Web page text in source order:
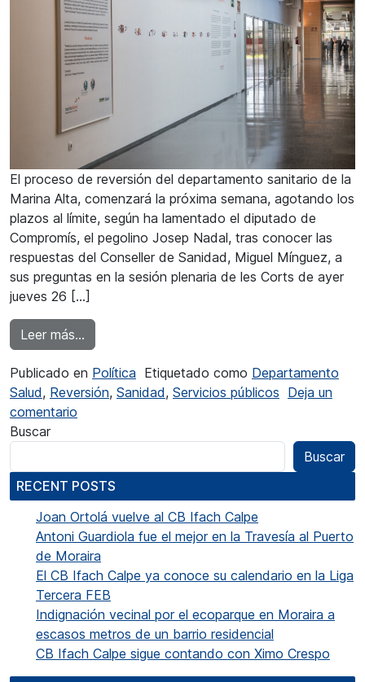
El proceso de reversión del departamento sanitario de la
Marina Alta, comenzará la próxima semana, agotando los
plazos al límite, según ha lamentado el diputado de
Compromís, el pegolino Josep Nadal, tras conocer las
respuestas del Conseller de Sanidad, Miguel Mínguez, a
sus preguntas en la sesión plenaria de les Corts de ayer
jueves 26 […]
Leer más…
Publicado en Política Etiquetado como Departamento
Salud, Reversión, Sanidad, Servicios públicos Deja un
comentario
Buscar
Buscar
RECENT POSTS
Joan Ortolá vuelve al CB Ifach Calpe
Antoni Guardiola fue el mejor en la Travesía al Puerto
de Moraira
El CB Ifach Calpe ya conoce su calendario en la Liga
Tercera FEB
Indignación vecinal por el ecoparque en Moraira a
escasos metros de un barrio residencial
CB Ifach Calpe sigue contando con Ximo Crespo